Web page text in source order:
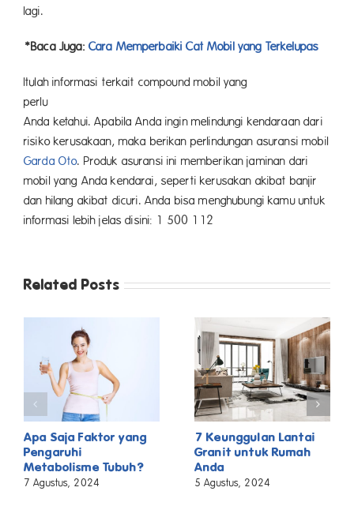
lagi.
*Baca Juga: Cara Memperbaiki Cat Mobil yang Terkelupas
Itulah informasi terkait compound mobil yang
Anda ketahui. Apabila Anda ingin melindungi kendaraan dari
risiko kerusakaan, maka berikan perlindungan asuransi mobil
Garda Oto. Produk asuransi ini memberikan jaminan dari
mobil yang Anda kendarai, seperti kerusakan akibat banjir
dan hilang akibat dicuri. Anda bisa menghubungi kamu untuk
informasi lebih jelas disini: 1 500 112
Related Posts
Apa Saja Faktor yang
Pengaruhi
Metabolisme Tubuh?
7 Agustus, 2024
7 Keunggulan Lantai
Granit untuk Rumah
Anda
5 Agustus, 2024